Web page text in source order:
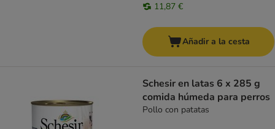
11,87 €
Añadir a la cesta
Schesir en latas 6 x 285 g
comida húmeda para perros
Pollo con patatas